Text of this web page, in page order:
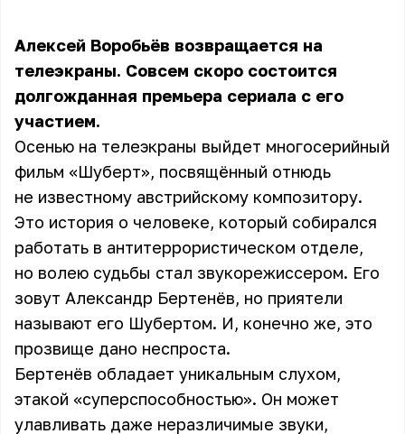
Алексей Воробьёв возвращается на
телеэкраны. Совсем скоро состоится
долгожданная премьера сериала с его
участием.
Осенью на телеэкраны выйдет многосерийный
фильм «Шуберт», посвящённый отнюдь
не известному австрийскому композитору.
Это история о человеке, который собирался
работать в антитеррористическом отделе,
но волею судьбы стал звукорежиссером. Его
зовут Александр Бертенёв, но приятели
называют его Шубертом. И, конечно же, это
прозвище дано неспроста.
Бертенёв обладает уникальным слухом,
этакой «суперспособностью». Он может
улавливать даже неразличимые звуки,